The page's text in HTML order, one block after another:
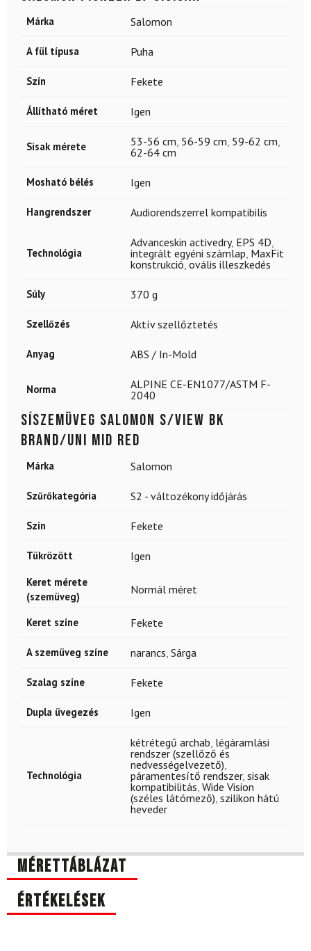
Márka Salomon
A fül típusa Puha
Szín Fekete
Állítható méret Igen
Sisak mérete 53-56 cm 56-59 cm 59-62 cm
62-64 cm
Mosható bélés Igen
Hangrendszer Audiorendszerrel kompatibilis
Technológia
Advanceskin activedry, EPS 4D
integrált egyéni számlap MaxFit
konstrukció,ovális illeszkedés
Súly 370 g
Szellőzés Aktív szellőztetés
Anyag ABS / In-Mold
Norma
ALPINE CE-EN1077/ASTM F-
2040
Síszemüveg SALOMON S/view Bk
Brand/Uni Mid Red
Márka Salomon
Szűrőkategória S2 - változékony időjárás
Szín Fekete
Tükrözött Igen
Keret mérete
(szemüveg)
Normál méret
Keret színe Fekete
A szemüveg színe narancs Sárga
Szalag színe Fekete
Dupla üvegezés Igen
Technológia
kétrétegű archab légáramlási
rendszer (szellőző és
nedvességelvezető)
páramentesítő rendszer, sisak
kompatibilitás Wide Vision
(széles látómező) szilikon hátú
heveder
Mérettáblázat
Értékelések